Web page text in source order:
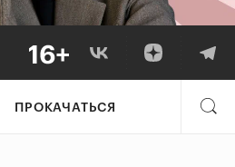
ПРОКАЧАТЬСЯ